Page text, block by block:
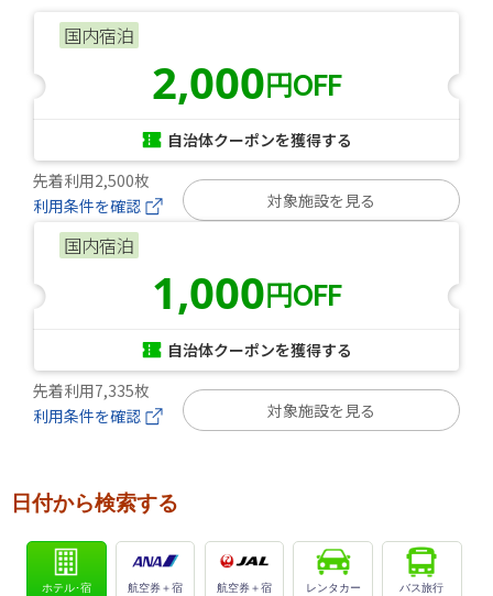
国内宿泊
2,000円OFF
自治体クーポンを獲得する
先着利用2,500枚
利用条件を確認
対象施設を見る
国内宿泊
1,000円OFF
自治体クーポンを獲得する
先着利用7,335枚
利用条件を確認
対象施設を見る
日付から検索する
ホテル･宿 航空券＋宿 航空券＋宿 レンタカー バス旅行